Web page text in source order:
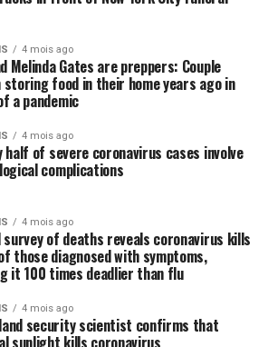
d’une économie mondiale forte et
turbulent pour atteindre ses
du premier ministre au ministre
dans sa lettre de mandat,
témoignent.
écrit Justin Trudeau,
d’une manière qui
les Canadiens, en continuant de
renforcement de la classe
ceux qui travaillent fort pour en
au déploiement du plan financier
réduire la dette du gouvernement en
4 mois ago
Melinda Gates are preppers: Couple
storing food in their home years ago in
a pandemic
4 mois ago
half of severe coronavirus cases involve
complications
4 mois ago
survey of deaths reveals coronavirus kills
those diagnosed with symptoms,
it 100 times deadlier than flu
4 mois ago
security scientist confirms that
sunlight kills coronavirus